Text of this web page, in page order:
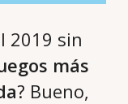
2019 sin
más
? Bueno,